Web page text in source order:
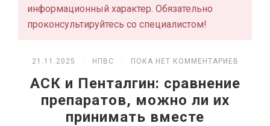
информационный характер. Обязательно
проконсультируйтесь со специалистом!
21.11.2025 · НПВС · ПОКА НЕТ КОММЕНТАРИЕВ
АСК и Пенталгин: сравнение
препаратов, можно ли их
принимать вместе